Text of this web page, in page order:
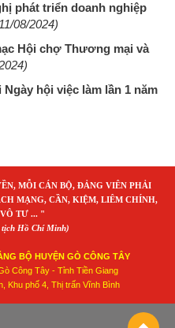
phát triển doanh nghiệp
08/2024)
Hội chợ Thương mại và
hội việc làm lần 1 năm
MỖI CÁN BỘ, ĐẢNG VIÊN PHẢI
MẠNG, CẦN, KIỆM, LIÊM CHÍNH,
TƯ ... "
Hồ Chí Minh)
BỘ HUYỆN GÒ CÔNG TÂY
Công Tây - Tỉnh Tiền Giang
Khu phố 4, Thị trấn Vĩnh Bình